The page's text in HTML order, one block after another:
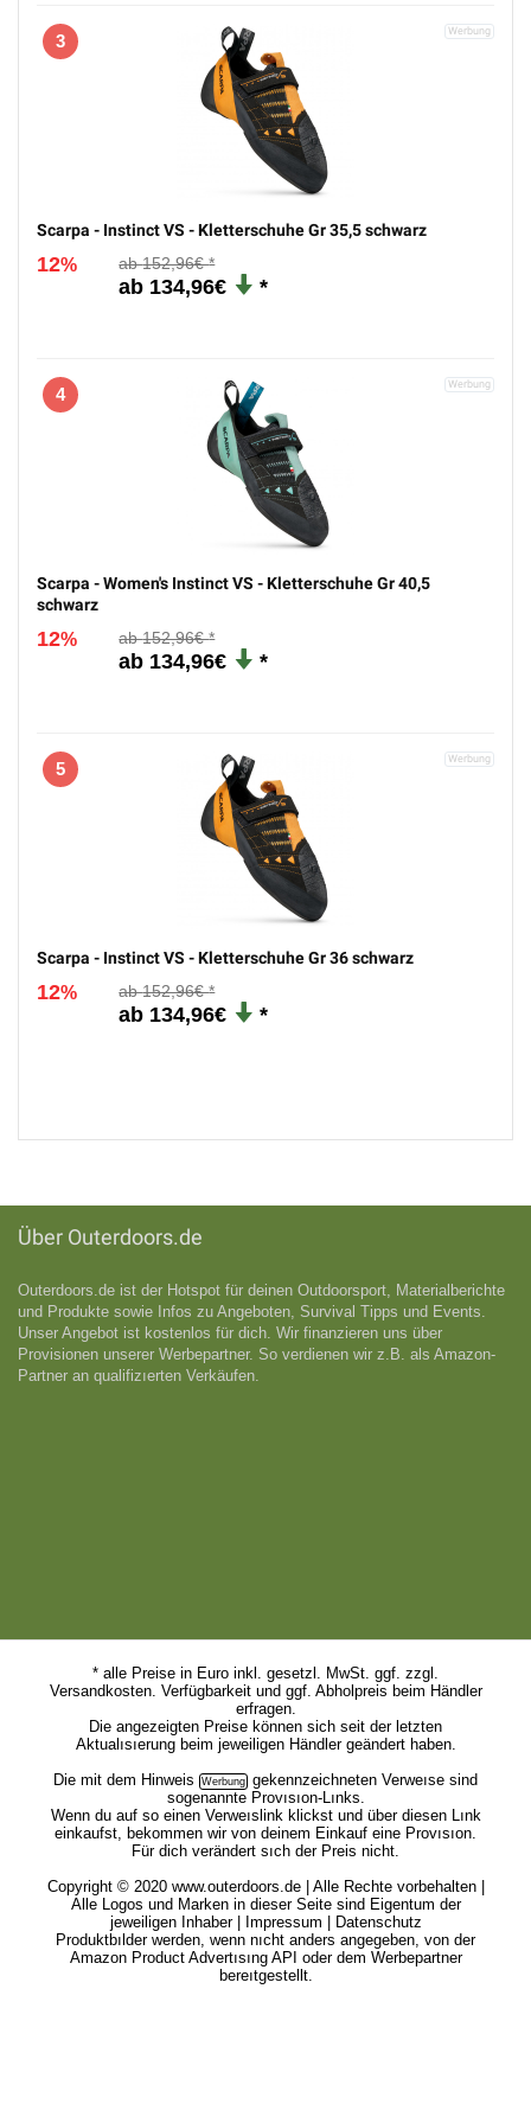
3
Scarpa - Instinct VS - Kletterschuhe Gr 35,5 schwarz
12% 152,96€
134,96€
4
Scarpa - Women's Instinct VS - Kletterschuhe Gr 40,5
schwarz
12% 152,96€
134,96€
5
Scarpa - Instinct VS - Kletterschuhe Gr 36 schwarz
12% 152,96€
134,96€
Über Outerdoors.de
Outerdoors.de ist der Hotspot für deinen Outdoorsport, Materialberichte
und Produkte sowie Infos zu Angeboten, Survival Tipps und Events.
Unser Angebot ist kostenlos für dich. Wir finanzieren uns über
Provisionen unserer Werbepartner. So verdienen wir z.B. als Amazon-
Partner an qualifizıerten Verkäufen.
* alle Preise in Euro inkl. gesetzl. MwSt. ggf. zzgl.
Versandkosten. Verfügbarkeit und ggf. Abholpreis beim Händler
erfragen.
Die angezeigten Preise können sich seit der letzten
Aktualısıerung beim jeweiligen Händler geändert haben.
Die mit dem Hinweis
gekennzeichneten Verweıse sind
sogenannte Provısıon-Lınks.
Wenn du auf so einen Verweıslink klickst und über diesen Lınk
einkaufst, bekommen wir von deinem Einkauf eine Provısıon.
Für dich verändert sıch der Preis nicht.
Copyright © 2020 www.outerdoors.de | Alle Rechte vorbehalten |
Alle Logos und Marken in dieser Seite sind Eigentum der
jeweiligen Inhaber |
Impressum
Datenschutz
Produktbılder werden, wenn nıcht anders angegeben, von der
Amazon Product Advertısıng API oder dem Werbepartner
bereıtgestellt.